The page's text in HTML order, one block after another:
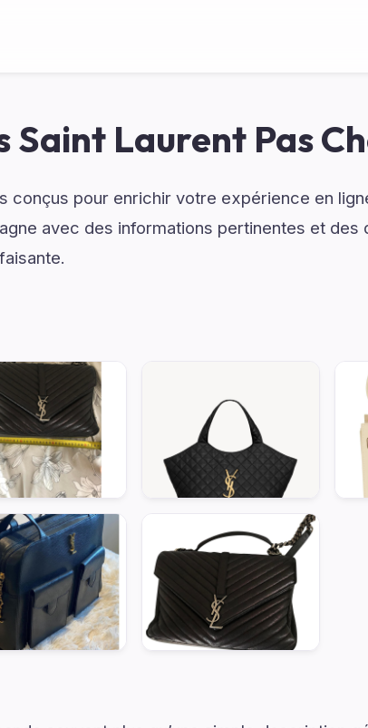
Saint Laurent Pas
conçus pour enrichir votre expérience en
avec des informations pertinentes et des